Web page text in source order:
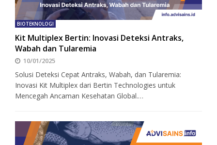
BIOTEKNOLOGI
Kit Multiplex Bertin: Inovasi Deteksi Antraks,
Wabah dan Tularemia
10/01/2025
Solusi Deteksi Cepat Antraks, Wabah, dan Tularemia:
Inovasi Kit Multiplex dari Bertin Technologies untuk
Mencegah Ancaman Kesehatan Global.…